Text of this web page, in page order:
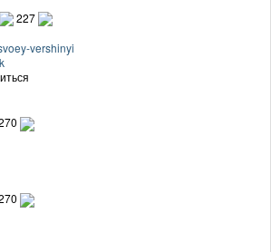
227
vershinyi